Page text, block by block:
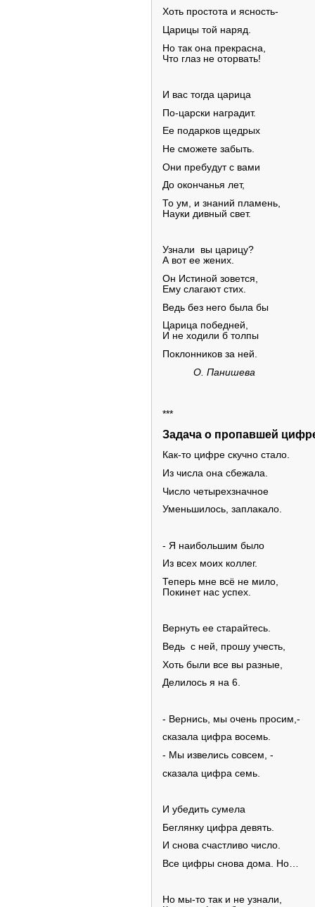
Хоть простота и ясность-
Царицы той наряд.
Но так она прекрасна,
Что глаз не оторвать!
И вас тогда царица
По-царски наградит.
Ее подарков щедрых
Не сможете забыть.
Они пребудут с вами
До окончанья лет,
То ум, и знаний пламень,
Науки дивный свет.
Узнали вы царицу?
А вот ее жених.
Он Истиной зовется,
Ему слагают стих.
Ведь без него была бы
Царица победней,
И не ходили б толпы
Поклонников за ней.
О. Панишева
***
Задача о пропавшей
Как-то цифре скучно стало.
Из числа она сбежала.
Число четырехзначное
Уменьшилось, заплакало.
- Я наибольшим было
Из всех моих коллег.
Теперь мне всё не мило,
Покинет нас успех.
Вернуть ее старайтесь.
Ведь с ней, прошу учесть,
Хоть были все вы разные,
Делилось я на 6.
- Вернись, мы очень просим,-
сказала цифра восемь.
- Мы извелись совсем, -
сказала цифра семь.
И убедить сумела
Беглянку цифра девять.
И снова счастливо число.
Все цифры снова дома. Но…
Но мы-то так и не узнали,